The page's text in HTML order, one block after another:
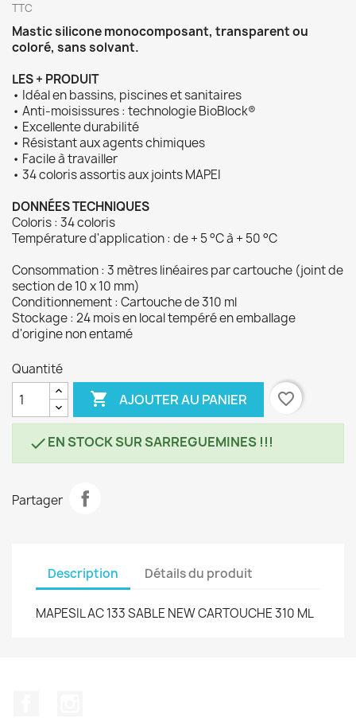
TTC
Mastic silicone monocomposant, transparent ou
coloré, sans solvant.
LES + PRODUIT
• Idéal en bassins, piscines et sanitaires
• Anti-moisissures : technologie BioBlock®
• Excellente durabilité
• Résistant aux agents chimiques
• Facile à travailler
• 34 coloris assortis aux joints MAPEI
DONNÉES TECHNIQUES
Coloris : 34 coloris
Température d'application : de + 5 °C à + 50 °C
Consommation : 3 mètres linéaires par cartouche (joint de
section de 10 x 10 mm)
Conditionnement : Cartouche de 310 ml
Stockage : 24 mois en local tempéré en emballage
d'origine non entamé
Quantité
 AJOUTER AU PANIER favorite_border
EN STOCK SUR SARREGUEMINES !!!
Partager
Description Détails du produit
MAPESIL AC 133 SABLE NEW CARTOUCHE 310 ML